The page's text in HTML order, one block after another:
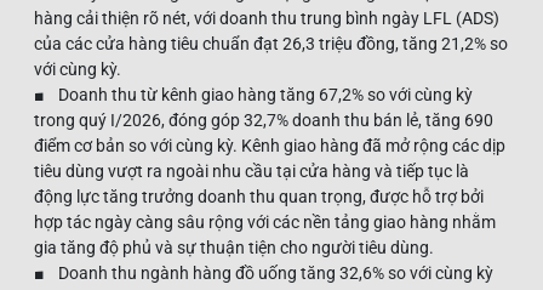
hàng cải thiện rõ nét, với doanh thu trung bình ngày LFL (ADS)
của các cửa hàng tiêu chuẩn đạt 26,3 triệu đồng, tăng 21,2% so
với cùng kỳ.
■ Doanh thu từ kênh giao hàng tăng 67,2% so với cùng kỳ
trong quý I/2026, đóng góp 32,7% doanh thu bán lẻ, tăng 690
điểm cơ bản so với cùng kỳ. Kênh giao hàng đã mở rộng các dịp
tiêu dùng vượt ra ngoài nhu cầu tại cửa hàng và tiếp tục là
động lực tăng trưởng doanh thu quan trọng, được hỗ trợ bởi
hợp tác ngày càng sâu rộng với các nền tảng giao hàng nhằm
gia tăng độ phủ và sự thuận tiện cho người tiêu dùng.
■ Doanh thu ngành hàng đồ uống tăng 32,6% so với cùng kỳ